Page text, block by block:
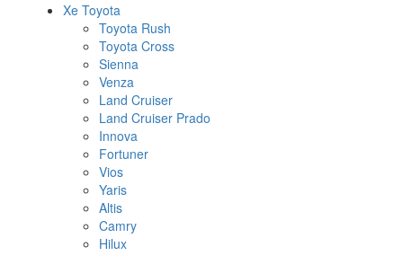
Xe Toyota
Toyota Rush
Toyota Cross
Sienna
Venza
Land Cruiser
Land Cruiser Prado
Innova
Fortuner
Vios
Yaris
Altis
Camry
Hilux